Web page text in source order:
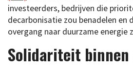
investeerders, bedrijven die
decarbonisatie zou benadelen en
overgang naar duurzame energie
Solidariteit binnen